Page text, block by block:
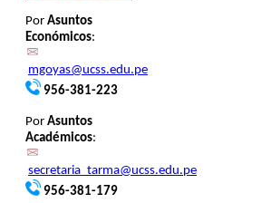
Por Asuntos
Económicos:
mgoyas@ucss.edu.pe
956-381-223
Por Asuntos
Académicos:
secretaria_tarma@ucss.edu.pe
956-381-179